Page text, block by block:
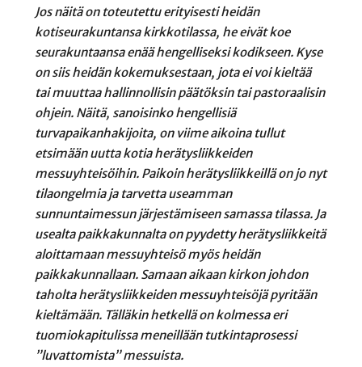
Jos näitä on toteutettu erityisesti heidän
kotiseurakuntansa kirkkotilassa, he eivät koe
seurakuntaansa enää hengelliseksi kodikseen. Kyse
on siis heidän kokemuksestaan, jota ei voi kieltää
tai muuttaa hallinnollisin päätöksin tai pastoraalisin
ohjein. Näitä, sanoisinko hengellisiä
turvapaikanhakijoita, on viime aikoina tullut
etsimään uutta kotia herätysliikkeiden
messuyhteisöihin. Paikoin herätysliikkeillä on jo nyt
tilaongelmia ja tarvetta useamman
sunnuntaimessun järjestämiseen samassa tilassa. Ja
usealta paikkakunnalta on pyydetty herätysliikkeitä
aloittamaan messuyhteisö myös heidän
paikkakunnallaan. Samaan aikaan kirkon johdon
taholta herätysliikkeiden messuyhteisöjä pyritään
kieltämään. Tälläkin hetkellä on kolmessa eri
tuomiokapitulissa meneillään tutkintaprosessi
”luvattomista” messuista.